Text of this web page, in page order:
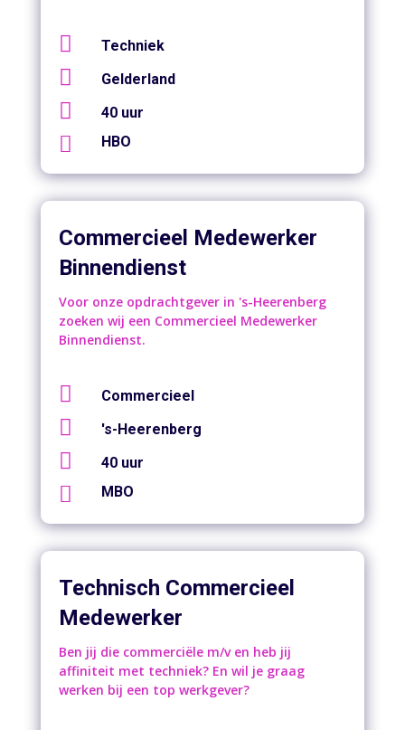
 Techniek
 Gelderland
 40 uur
 HBO
Commercieel Medewerker
Binnendienst
Voor onze opdrachtgever in 's-Heerenberg
zoeken wij een Commercieel Medewerker
Binnendienst.
 Commercieel
 's-Heerenberg
 40 uur
 MBO
Technisch Commercieel
Medewerker
Ben jij die commerciële m/v en heb jij
affiniteit met techniek? En wil je graag
werken bij een top werkgever?